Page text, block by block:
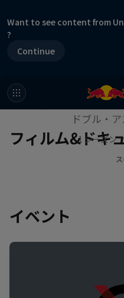
Want to see content from
?
Continue
フィルム&ドキ
ウィンタ
ウィンタースポーツ
ドブル・
1 シーズン
イベント